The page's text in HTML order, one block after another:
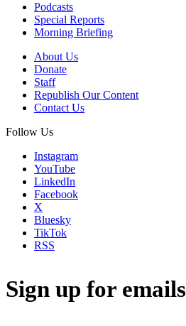
Podcasts
Special Reports
Morning Briefing
About Us
Donate
Staff
Republish Our Content
Contact Us
Follow Us
Instagram
YouTube
LinkedIn
Facebook
X
Bluesky
TikTok
RSS
Sign up for emails